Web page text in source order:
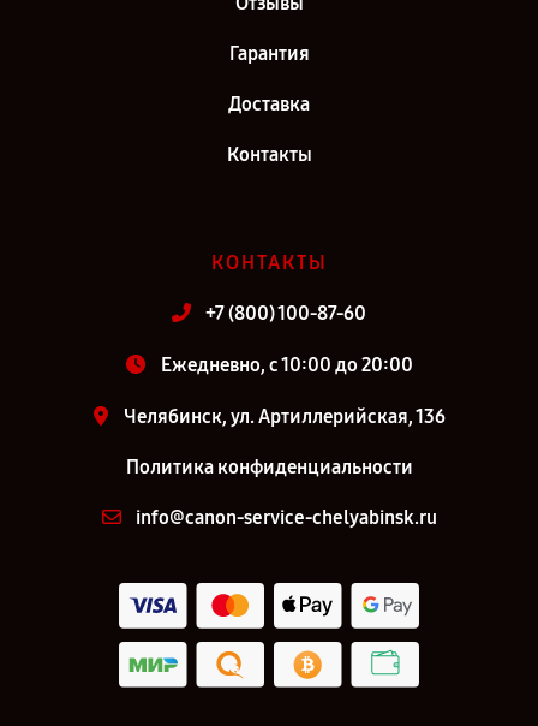
Гарантия
Доставка
Контакты
КОНТАКТЫ
+7 (800) 100-87-60
Ежедневно, с 10:00 до 20:00
Челябинск, ул. Артиллерийская, 136
Политика конфиденциальности
info@canon-service-chelyabinsk.ru